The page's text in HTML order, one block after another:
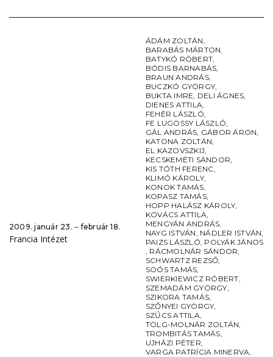
2009. január 23. ‒ február 18.
Francia Intézet
ÁDÁM ZOLTÁN,
BARABÁS MÁRTON,
BATYKÓ RÓBERT,
BÓDIS BARNABÁS,
BRAUN ANDRÁS,
BUCZKÓ GYÖRGY,
BUKTA IMRE, DELI ÁGNES,
DIENES ATTILA,
FEHÉR LÁSZLÓ,
FE LUGOSSY LÁSZLÓ,
GÁL ANDRÁS, GÁBOR ÁRON,
KATONA ZOLTÁN,
EL KAZOVSZKIJ,
KECSKEMÉTI SÁNDOR,
KIS TÓTH FERENC,
KLIMÓ KÁROLY,
KONOK TAMÁS,
KOPASZ TAMÁS,
HOPP HALÁSZ KÁROLY,
KOVÁCS ATTILA,
MENGYÁN ANDRÁS,
NAYG ISTVÁN, NÁDLER ISTVÁN,
PAIZS LÁSZLÓ, POLYÁK JÁNOS
, RÁCMOLNÁR SÁNDOR,
SCHWARTZ REZSŐ,
SOÓS TAMÁS,
SWIERKIEWICZ RÓBERT,
SZEMADÁM GYÖRGY,
SZIKORA TAMÁS,
SZŐNYEI GYÖRGY,
SZŰCS ATTILA,
TÖLG-MOLNÁR ZOLTÁN,
TROMBITÁS TAMÁS,
UJHÁZI PÉTER,
VARGA PATRÍCIA MINERVA,